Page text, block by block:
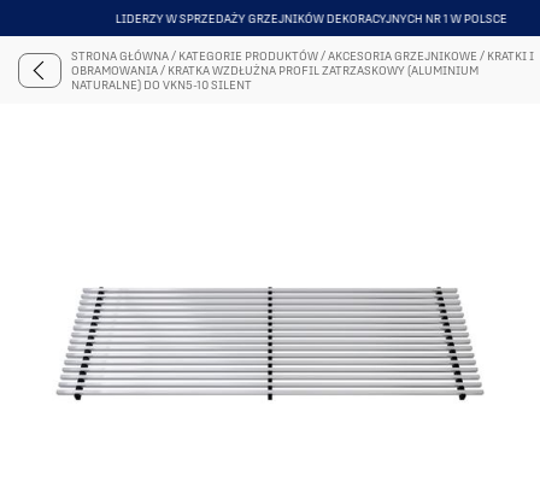
LIDERZY W SPRZEDAŻY GRZEJNIKÓW DEKORACYJNYCH NR 1 W POLSCE
ITEM
STRONA GŁÓWNA/ KATEGORIE PRODUKTÓW/AKCESORIA GRZEJNIKOWE / KRATKI I
OBRAMOWANIA/ KRATKA WZDŁUŻNA PROFIL ZATRZASKOWY (ALUMINIUM
NATURALNE) DO VKN5-10 SILENT